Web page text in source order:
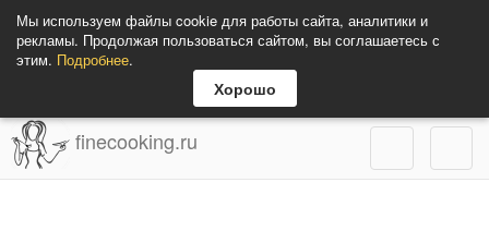
Мы используем файлы cookie для работы сайта, аналитики и
рекламы. Продолжая пользоваться сайтом, вы соглашаетесь с
этим. Подробнее.
Хорошо
finecooking.ru